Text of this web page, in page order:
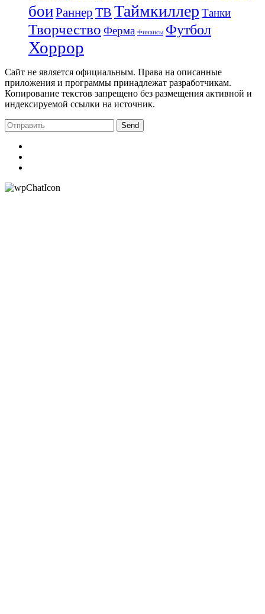
боиРаннер ТВ Таймкиллер Танки
Творчество Ферма Финансы Футбол
Хоррор
Сайт не является официальным. Права на описанные
приложения и программы принадлежат разработчикам.
Копирование текстов запрещено без размещения активной и
индексируемой ссылки на источник.
Send